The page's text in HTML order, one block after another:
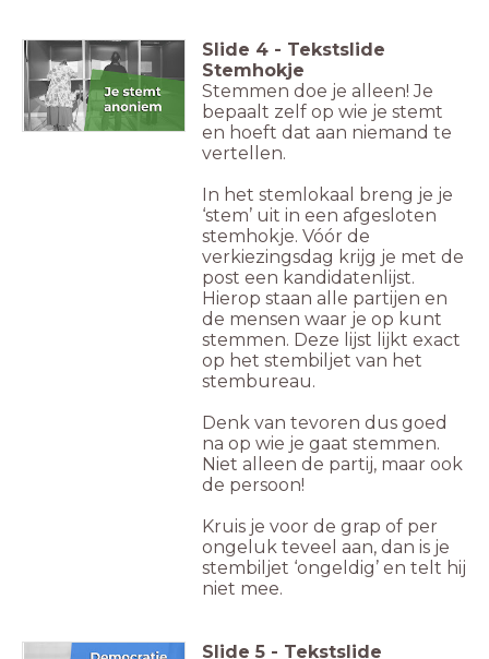
Slide 4 - Tekstslide
Stemhokje
Stemmen doe je alleen! Je
bepaalt zelf op wie je stemt
en hoeft dat aan niemand te
vertellen.
In het stemlokaal breng je je
‘stem’ uit in een afgesloten
stemhokje. Vóór de
verkiezingsdag krijg je met de
post een kandidatenlijst.
Hierop staan alle partijen en
de mensen waar je op kunt
stemmen. Deze lijst lijkt exact
op het stembiljet van het
stembureau.
Denk van tevoren dus goed
na op wie je gaat stemmen.
Niet alleen de partij, maar ook
de persoon!
Kruis je voor de grap of per
ongeluk teveel aan, dan is je
stembiljet ‘ongeldig’ en telt hij
niet mee.
Slide 5 - Tekstslide